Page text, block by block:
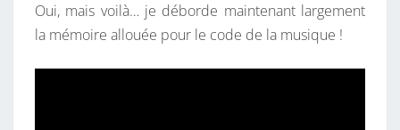
Oui, mais voilà… je déborde maintenant largement
la mémoire allouée pour le code de la musique !